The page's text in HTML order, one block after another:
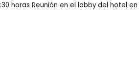
horas Reunión en el lobby del hotel en